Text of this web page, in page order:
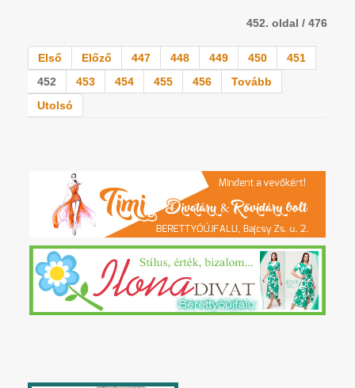
452. oldal / 476
Első Előző 447 448 449 450
451
452
453 454 455 456
Tovább
Utolsó